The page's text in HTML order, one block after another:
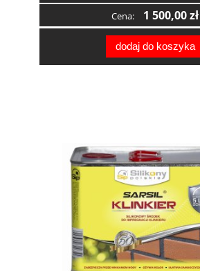
Cena: 1 500,00 zł
dodaj do koszyka